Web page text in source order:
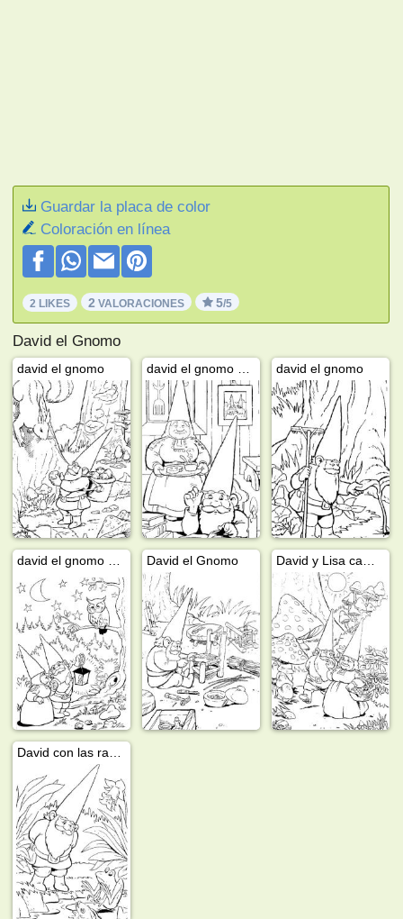
Guardar la placa de color
Coloración en línea
2 LIKES 2 VALORACIONES 5/5
David el Gnomo
david el gnomo david el gnomo
David el Gnomo